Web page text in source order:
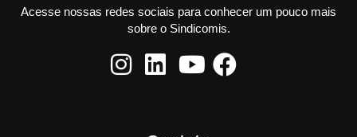
Acesse nossas redes sociais para conhecer um pouco mais
sobre o Sindicomis.